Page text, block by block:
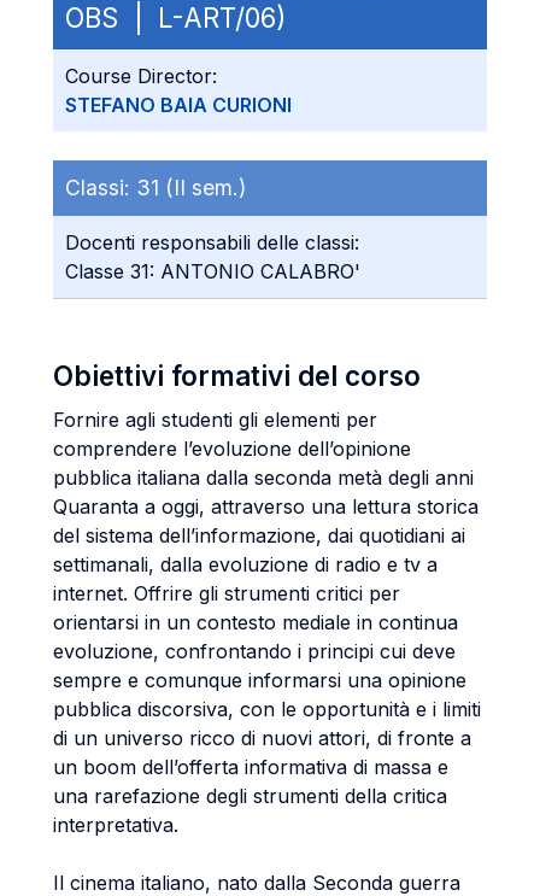
OBS | L-ART/06)
Course Director:
STEFANO BAIA CURIONI
Classi: 31 (II sem.)
Docenti responsabili delle classi:
Classe 31: ANTONIO CALABRO'
Obiettivi formativi del corso
Fornire agli studenti gli elementi per
comprendere l’evoluzione dell’opinione
pubblica italiana dalla seconda metà degli anni
Quaranta a oggi, attraverso una lettura storica
del sistema dell’informazione, dai quotidiani ai
settimanali, dalla evoluzione di radio e tv a
internet. Offrire gli strumenti critici per
orientarsi in un contesto mediale in continua
evoluzione, confrontando i principi cui deve
sempre e comunque informarsi una opinione
pubblica discorsiva, con le opportunità e i limiti
di un universo ricco di nuovi attori, di fronte a
un boom dell’offerta informativa di massa e
una rarefazione degli strumenti della critica
interpretativa.
Il cinema italiano, nato dalla Seconda guerra